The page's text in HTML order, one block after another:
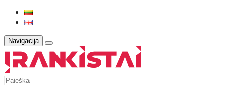
Navigacija